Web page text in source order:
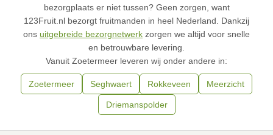
bezorgplaats er niet tussen? Geen zorgen, want
123Fruit.nl bezorgt fruitmanden in heel Nederland. Dankzij
ons uitgebreide bezorgnetwerk zorgen we altijd voor snelle
en betrouwbare levering.
Vanuit Zoetermeer leveren wij onder andere in:
Zoetermeer Seghwaert Rokkeveen Meerzicht
Driemanspolder